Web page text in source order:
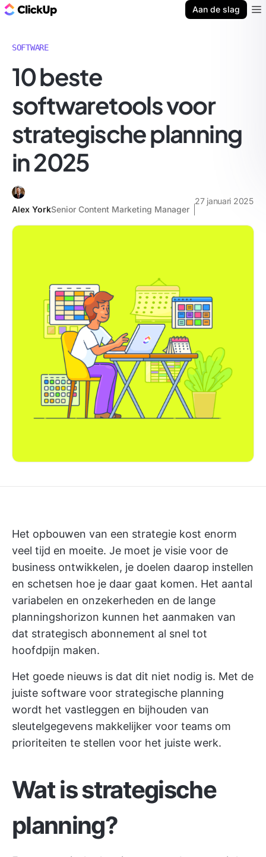
Aan de slag
SOFTWARE
10 beste
softwaretools voor
strategische planning
in 2025
Alex YorkSenior Content Marketing Manager
27 januari 2025
Het opbouwen van een strategie kost enorm
veel tijd en moeite. Je moet je visie voor de
business ontwikkelen, je doelen daarop instellen
en schetsen hoe je daar gaat komen. Het aantal
variabelen en onzekerheden en de lange
planningshorizon kunnen het aanmaken van
dat strategisch abonnement al snel tot
hoofdpijn maken.
Het goede nieuws is dat dit niet nodig is. Met de
juiste software voor strategische planning
wordt het vastleggen en bijhouden van
sleutelgegevens makkelijker voor teams om
prioriteiten te stellen voor het juiste werk.
Wat is strategische
planning?